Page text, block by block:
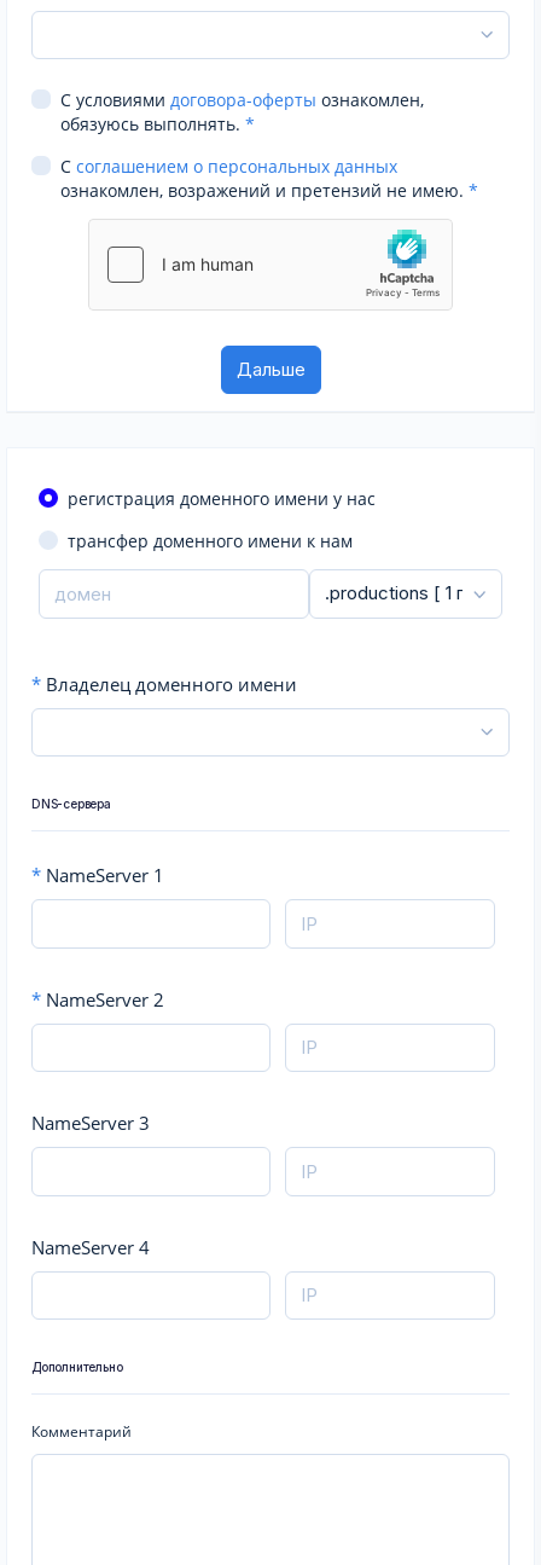
С условиями договора-оферты ознакомлен,
обязуюсь выполнять. *
С соглашением о персональных данных
ознакомлен, возражений и претензий не имею. *
регистрация доменного имени у нас
трансфер доменного имени к нам
* Владелец доменного имени
DNS-сервера
* NameServer 1
* NameServer 2
NameServer 3
NameServer 4
Дополнительно
Комментарий